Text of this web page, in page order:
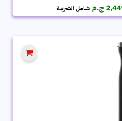
ج.م.
ج.م السعر
الحالي
2,449 ج.م.
شامل الضريبة